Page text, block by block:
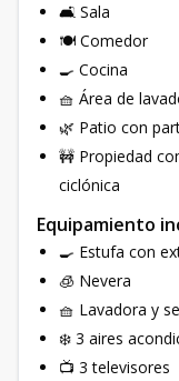
🛋️ Sala
🍽️ Comedor
🍳 Cocina
🧺 Área de
🌿 Patio con
🚧 Propiedad
ciclónica
Equipamiento
🍳 Estufa con
🧊 Nevera
🧺 Lavadora y
❄️ 3 aires
📺 3 televisores